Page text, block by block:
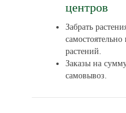
центров
Забрать
растений.
Заказы на
самовывоз.